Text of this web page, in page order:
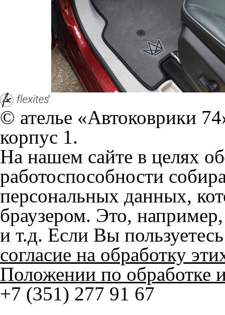
© ателье «Автоковрики
корпус 1.
На нашем сайте в целях
работоспособности
персональных данных,
браузером. Это,
и т.д. Если Вы
согласие на обработку
Положении по обработке
+7 (351) 277 91 67